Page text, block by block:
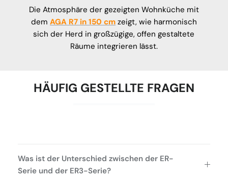
Die Atmosphäre der gezeigten Wohnküche mit
dem AGA R7 in 150 cmzeigt, wie harmonisch
sich der Herd in großzügige, offen gestaltete
Räume integrieren lässt.
HÄUFIG GESTELLTE FRAGEN
Was ist der Unterschied zwischen der ER-
Serie und der ER3-Serie?